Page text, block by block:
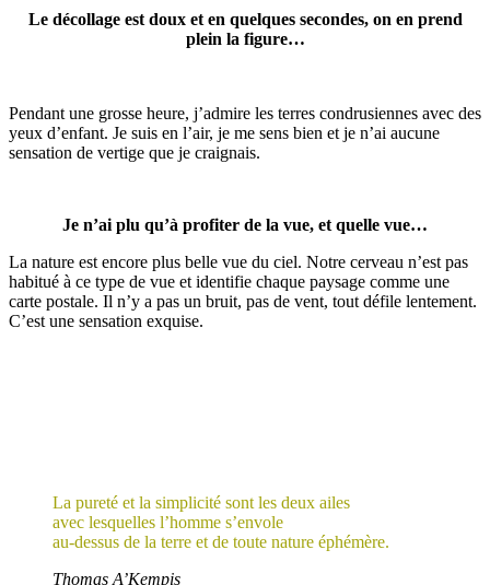
Le décollage est doux et en quelques secondes, on en prend
plein la figure…
Pendant une grosse heure, j’admire les terres condrusiennes avec des
yeux d’enfant. Je suis en l’air, je me sens bien et je n’ai aucune
sensation de vertige que je craignais.
Je n’ai plu qu’à profiter de la vue, et quelle vue…
La nature est encore plus belle vue du ciel. Notre cerveau n’est pas
habitué à ce type de vue et identifie chaque paysage comme une
carte postale. Il n’y a pas un bruit, pas de vent, tout défile lentement.
C’est une sensation exquise.
La pureté et la simplicité sont les deux ailes
avec lesquelles l’homme s’envole
au-dessus de la terre et de toute nature éphémère.
Thomas A’Kempis